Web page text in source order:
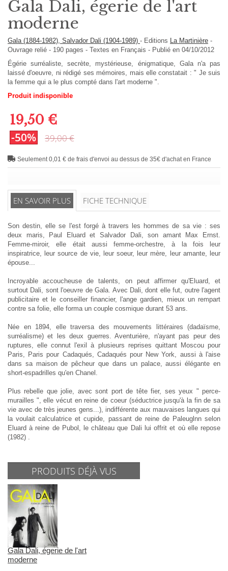
Gala Dali, égerie de l'art
moderne
Gala (1884-1982), Salvador Dali (1904-1989) - Editions La Martinière -
Ouvrage relié - 190 pages - Textes en Français - Publié en 04/10/2012
Égérie surréaliste, secrète, mystérieuse, énigmatique, Gala n'a pas
laissé d'oeuvre, ni rédigé ses mémoires, mais elle constatait : " Je suis
la femme qui a le plus compté dans l'art moderne ".
Produit indisponible
19,50 €
-50% 39,00 €
Seulement 0,01 € de frais d'envoi au dessus de 35€ d'achat en France
EN SAVOIR PLUS FICHE TECHNIQUE
Son destin, elle se l'est forgé à travers les hommes de sa vie : ses
deux maris, Paul Eluard et Salvador Dali, son amant Max Ernst.
Femme-miroir, elle était aussi femme-orchestre, à la fois leur
inspiratrice, leur source de vie, leur soeur, leur mère, leur amante, leur
épouse...
Incroyable accoucheuse de talents, on peut affirmer qu'Eluard, et
surtout Dali, sont l'oeuvre de Gala. Avec Dali, dont elle fut, outre l'agent
publicitaire et le conseiller financier, l'ange gardien, mieux un rempart
contre sa folie, elle forma un couple cosmique durant 53 ans.
Née en 1894, elle traversa des mouvements littéraires (dadaïsme,
surréalisme) et les deux guerres. Aventurière, n'ayant pas peur des
ruptures, elle connut l'exil à plusieurs reprises quittant Moscou pour
Paris, Paris pour Cadaqués, Cadaqués pour New York, aussi à l'aise
dans sa maison de pêcheur que dans un palace, aussi élégante en
short-espadrilles qu'en Chanel.
Plus rebelle que jolie, avec sont port de tête fier, ses yeux " perce-
murailles ", elle vécut en reine de coeur (séductrice jusqu'à la fin de sa
vie avec de très jeunes gens...), indifférente aux mauvaises langues qui
la voulait calculatrice et cupide, passant de reine de Paleuglnn selon
Eluard à reine de Pubol, le château que Dali lui offrit et où elle repose
(1982) .
PRODUITS DÉJÀ VUS
Gala Dali, égerie de l'art
moderne